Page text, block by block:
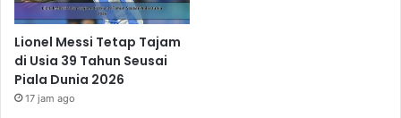
Lionel Messi Tetap Tajam
di Usia 39 Tahun Seusai
Piala Dunia 2026
17 jam ago